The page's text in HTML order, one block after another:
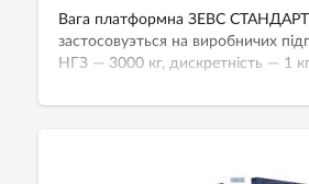
Вага платформна ЗЕВС
застосовуэться на виробничих
НГЗ — 3000 кг, дискретність — 1
працювати від мережі або